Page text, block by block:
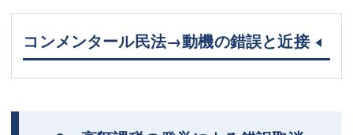
コンメンタール民法→動機の錯誤と近接